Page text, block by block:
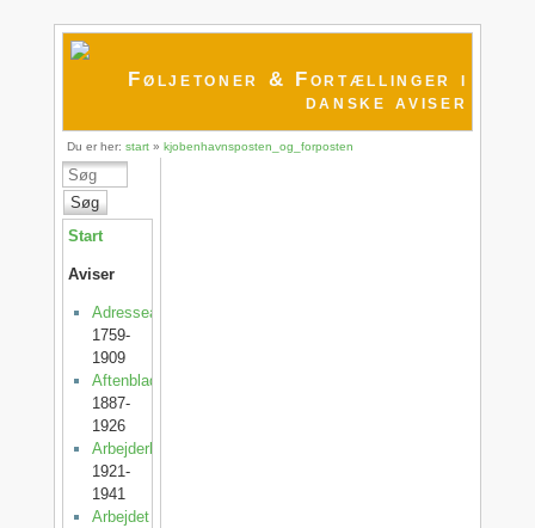
Føljetoner & Fortællinger i
danske aviser
Du er her:start »kjobenhavnsposten_og_forposten
Søg
Start
Aviser
Adresseavisen
1759-
1909
Aftenbladet
1887-
1926
Arbejderbladet
1921-
1941
Arbejdet